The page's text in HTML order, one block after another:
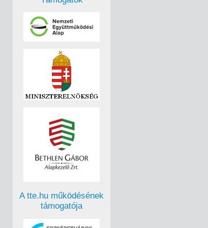
A tte.hu működésének
támogatója